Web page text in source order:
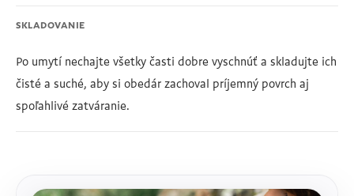
SKLADOVANIE
Po umytí nechajte všetky časti dobre vyschnúť a skladujte ich
čisté a suché, aby si obedár zachoval príjemný povrch aj
spoľahlivé zatváranie.